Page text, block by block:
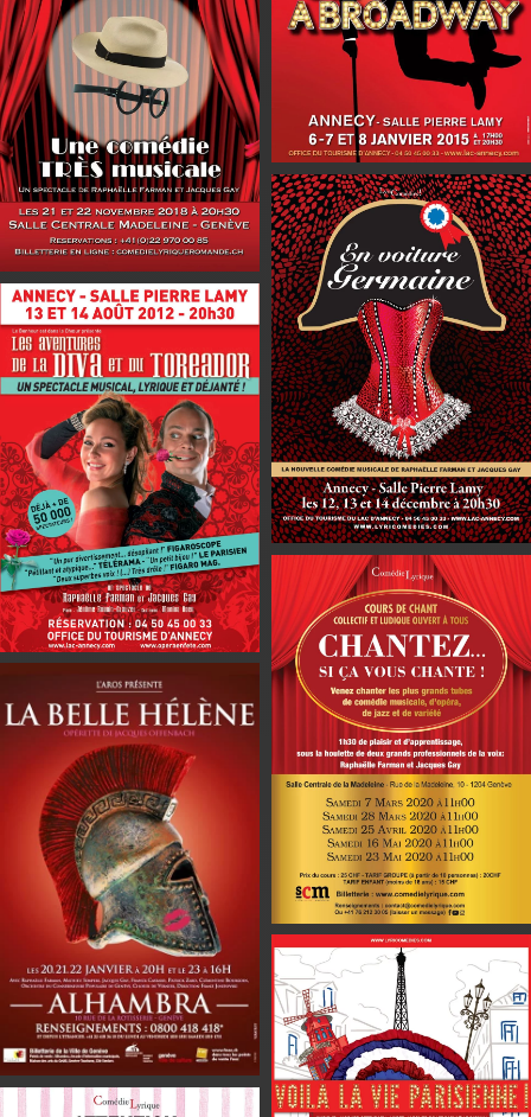
En savoir plus
En savoir plus
En savoir plus
En savoir plus
En savoir plus